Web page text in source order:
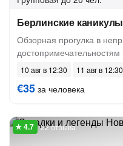
Берлинские
Обзорная прогулка в
достопримечательностям
10 авг в 12:30 11 авг в 12:30
€35 за человека
22 отзыва